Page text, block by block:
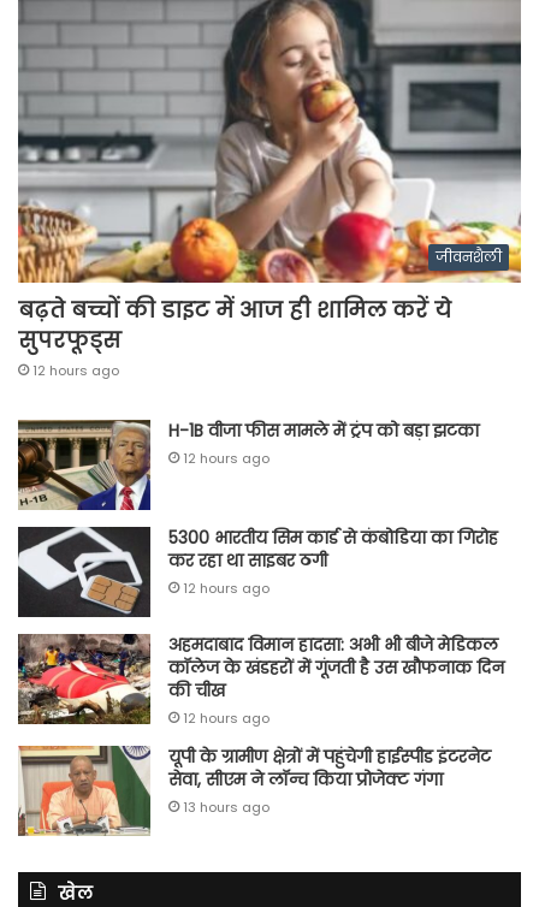
जीवनशैली
बढ़ते बच्चों की डाइट में आज ही शामिल करें ये
सुपरफूड्स
12 hours ago
H-1B वीजा फीस मामले में ट्रंप को बड़ा झटका
12 hours ago
5300 भारतीय सिम कार्ड से कंबोडिया का गिरोह
कर रहा था साइबर ठगी
12 hours ago
अहमदाबाद विमान हादसा: अभी भी बीजे मेडिकल
कॉलेज के खंडहरों में गूंजती है उस खौफनाक दिन
की चीख
12 hours ago
यूपी के ग्रामीण क्षेत्रों में पहुंचेगी हाईस्पीड इंटरनेट
सेवा, सीएम ने लॉन्च किया प्रोजेक्ट गंगा
13 hours ago
खेल